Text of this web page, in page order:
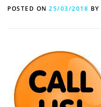
POSTED ON 25/03/2018 BY